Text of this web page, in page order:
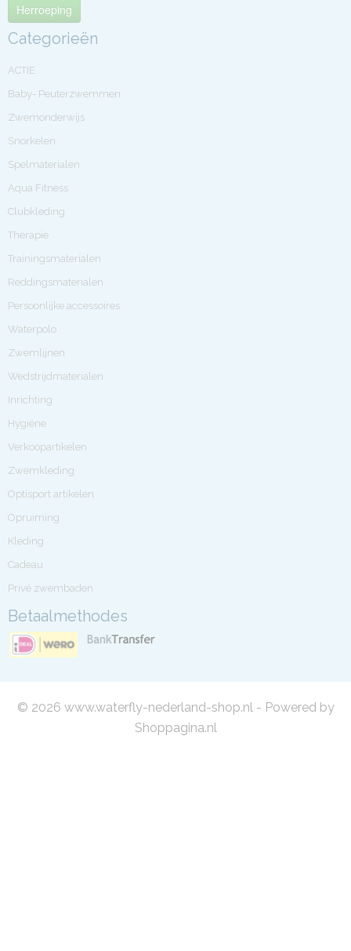
Herroeping
Categorieën
ACTIE
Baby- Peuterzwemmen
Zwemonderwijs
Snorkelen
Spelmaterialen
Aqua Fitness
Clubkleding
Therapie
Trainingsmaterialen
Reddingsmaterialen
Persoonlijke accessoires
Waterpolo
Zwemlijnen
Wedstrijdmaterialen
Inrichting
Hygiëne
Verkoopartikelen
Zwemkleding
Optisport artikelen
Opruiming
Kleding
Cadeau
Privé zwembaden
Betaalmethodes
© 2026 www.waterfly-nederland-shop.nl - Powered by
Shoppagina.nl